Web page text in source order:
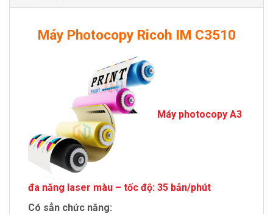
Máy Photocopy Ricoh IM C3510
Máy photocopy A3
đa năng laser màu – tốc độ: 35 bản/phút
Có sẳn chức năng: